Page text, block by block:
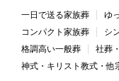
一日で送る家族葬 ゆ
コンパクト家族葬
シ
格調高い一般葬
社葬
神式・キリスト教式・他